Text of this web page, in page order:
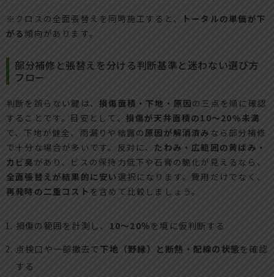
※クロスの全面張替えを同時施工すると、
トータルの単価が下
がる傾向があります。
部分補修と張替えを分ける判断基準と迷わない選び方
フロー
判断を誤らない鍵は、損傷面積・下地・原因の三点を順に確認
することです。目安として、 損傷が天井面積の10〜20％未満
で、下地が健全、雨漏りや結露の 原因が解消済み なら部分補修
で十分な場合が多いです。反対に、 たわみ・広範囲の黄ばみ・
カビ臭 があり、ビスの保持力低下や石膏の脆化が見えるなら、
全面張替えが結果的に安い 選択になります。費用だけでなく、
再発時の二重コスト を含めて比較しましょう。
損傷の範囲を計測し、 10〜20％を境に仮判断する
点検口や一部撤去で 下地（野縁）と断熱・配線の状態を確認
する